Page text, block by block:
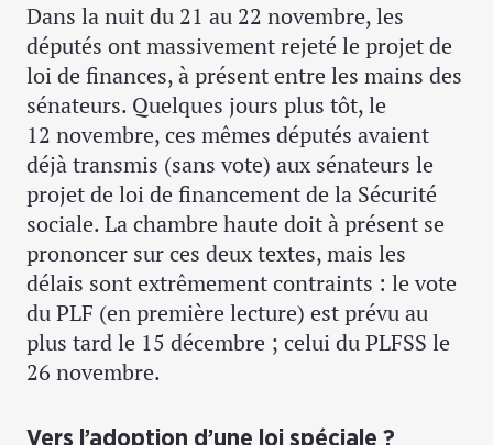
Dans la nuit du 21 au 22 novembre, les
députés ont massivement rejeté le projet de
loi de finances, à présent entre les mains des
sénateurs. Quelques jours plus tôt, le
12 novembre, ces mêmes députés avaient
déjà transmis (sans vote) aux sénateurs le
projet de loi de financement de la Sécurité
sociale. La chambre haute doit à présent se
prononcer sur ces deux textes, mais les
délais sont extrêmement contraints : le vote
du PLF (en première lecture) est prévu au
plus tard le 15 décembre ; celui du PLFSS le
26 novembre.
Vers l’adoption d’une loi spéciale ?